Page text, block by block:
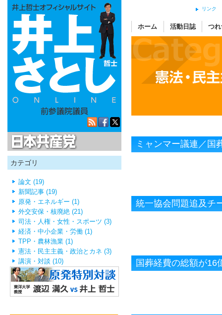
カテゴリ
論文 (19)
新聞記事 (19)
原発・エネルギー (1)
外交安保・核廃絶 (21)
司法・人権・女性・スポーツ (3)
経済・中小企業・労働 (1)
TPP・農林漁業 (1)
憲法・民主主義・政治とカネ (3)
講演・対談 (10)
リンク
ホーム 活動日誌 つ
ミャンマー議連／国
統一協会問題追及チ
国葬経費の総額が16